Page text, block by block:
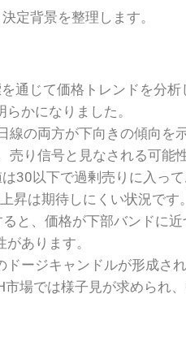
定背景を整理します。
通じて価格トレンドを分
かになりました。
の両方が下向きの傾向を
り信号と見なされる可能
30以下で過剰売りに入っ
昇は期待しにくい状況です。
と、価格が下部バンドに
あります。
ージキャンドルが形成さ
場では様子見が求められ